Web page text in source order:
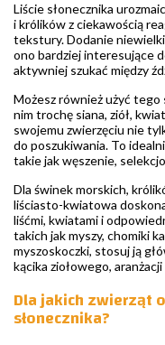
Liście słonecznika
i królików z ciekawością
tekstury. Dodanie
ono bardziej interesujące
aktywniej szukać między
Możesz również użyć
nim trochę siana, ziół,
swojemu zwierzęciu nie
do poszukiwania. To
takie jak węszenie,
Dla świnek morskich,
liściasto-kwiatowa
liśćmi, kwiatami i
takich jak myszy, chomiki
myszoskoczki, stosuj ją
kącika ziołowego,
Dla jakich zwierząt
słonecznika?